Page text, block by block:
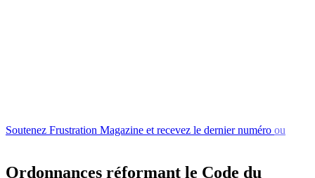
Soutenez Frustration Magazine et recevez le dernier numéro ou
Ordonnances réformant le Code du